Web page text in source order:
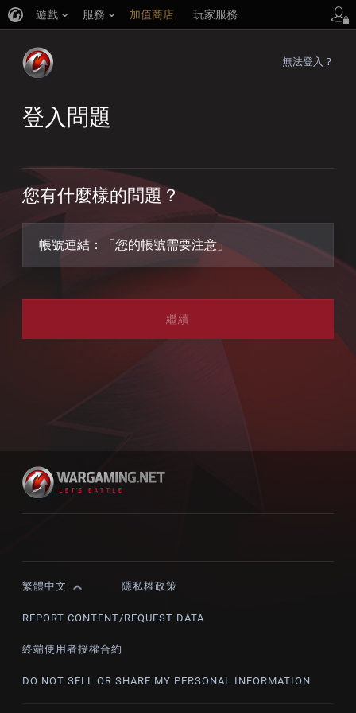
遊戲 服務 加值商店 玩家服務
無法登入？
登入問題
您有什麼樣的問題？
帳號連結：「您的帳號需要注意」
繼續
English
Čeština
繁體中文 隱私權政策
REPORT CONTENT/REQUEST DATA
終端使用者授權合約
DO NOT SELL OR SHARE MY PERSONAL INFORMATION